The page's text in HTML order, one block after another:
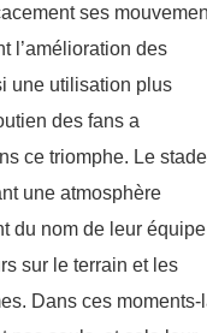
ses
l’amélioration des
une utilisation plus
des fans a
ce triomphe. Le stade
une atmosphère
du nom de leur équipe
sur le terrain et les
Dans ces moments-